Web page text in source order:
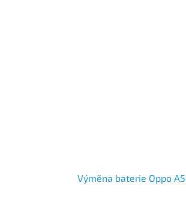
Výměna baterie Oppo